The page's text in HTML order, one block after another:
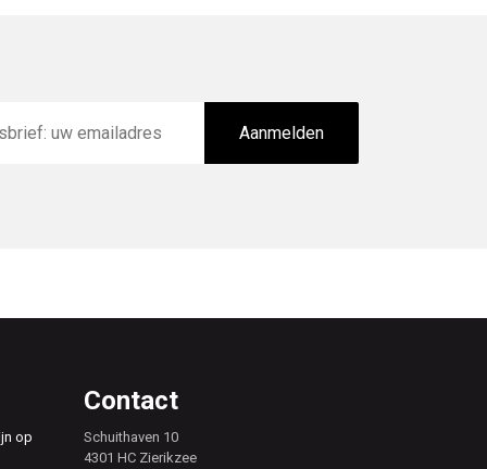
Aanmelden
op
Contact
Schuithaven 10
4301 HC Zierikzee